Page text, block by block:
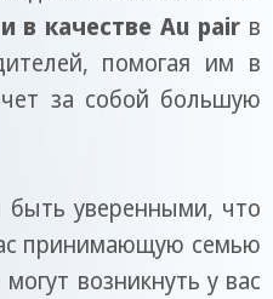
в качестве Au pair в
помогая им в
за собой большую
быть уверенными, что
принимающую семью
возникнуть у вас